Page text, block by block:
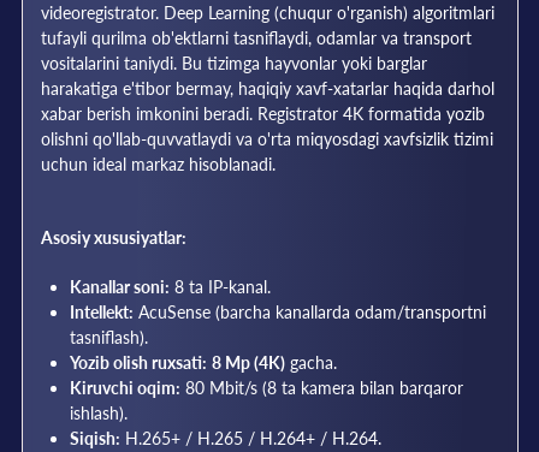
videoregistrator. Deep Learning (chuqur o'rganish) algoritmlari
tufayli qurilma ob'ektlarni tasniflaydi, odamlar va transport
vositalarini taniydi. Bu tizimga hayvonlar yoki barglar
harakatiga e'tibor bermay, haqiqiy xavf-xatarlar haqida darhol
xabar berish imkonini beradi. Registrator 4K formatida yozib
olishni qo'llab-quvvatlaydi va o'rta miqyosdagi xavfsizlik tizimi
uchun ideal markaz hisoblanadi.
Asosiy xususiyatlar:
Kanallar soni: 8 ta IP-kanal.
Intellekt: AcuSense (barcha kanallarda odam/transportni
tasniflash).
Yozib olish ruxsati: 8 Mp (4K)gacha.
Kiruvchi oqim: 80 Mbit/s (8 ta kamera bilan barqaror
ishlash).
Siqish: H.265+ / H.265 / H.264+ / H.264.